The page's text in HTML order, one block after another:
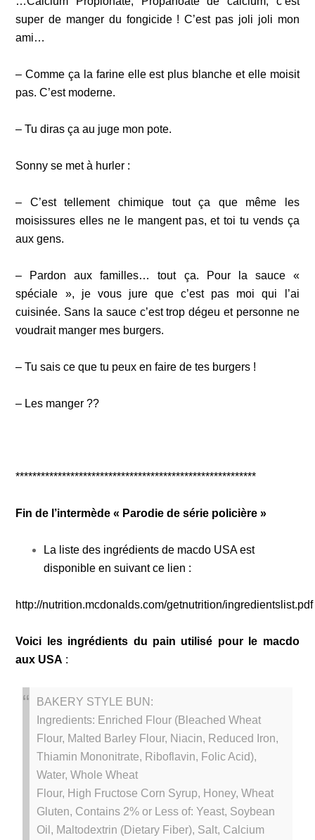
super de manger du fongicide !C’est pas joli joli mon
ami…
– Comme ça la farine elle est plus blanche et elle moisit
pas. C’est moderne.
– Tu diras ça au juge mon pote.
Sonny se met à hurler :
– C’est tellement chimique tout ça que même les
moisissures elles ne le mangent pas, et toi tu vends ça
aux gens.
– Pardon aux familles… tout ça. Pour la sauce «
spéciale », je vous jure que c’est pas moi qui l’ai
cuisinée. Sans la sauce c’est trop dégeu et personne ne
voudrait manger mes burgers.
– Tu sais ce que tu peux en faire de tes burgers !
– Les manger ??
*********************************************************
Fin de l’intermède « Parodie de série policière »
La liste des ingrédients de macdo USA est
disponible en suivant ce lien :
http://nutrition.mcdonalds.com/getnutrition/ingredientslist.pdf
Voici les ingrédients du pain utilisé pour le macdo
aux USA :
BAKERY STYLE BUN:
Ingredients: Enriched Flour (Bleached Wheat
Flour, Malted Barley Flour, Niacin, Reduced Iron,
Thiamin Mononitrate, Riboflavin, Folic Acid),
Water, Whole Wheat
Flour, High Fructose Corn Syrup, Honey, Wheat
Gluten, Contains 2% or Less of: Yeast, Soybean
Oil, Maltodextrin (Dietary Fiber), Salt, Calcium